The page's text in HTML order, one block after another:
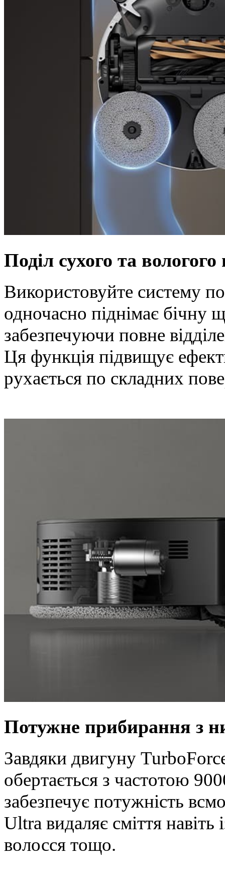
Поділ сухого та
Використовуйте систему
одночасно піднімає бічну
забезпечуючи повне
Ця функція підвищує
рухається по складних
Потужне прибирання з
Завдяки двигуну
обертається з частотою
забезпечує потужність
Ultra видаляє сміття
волосся тощо.